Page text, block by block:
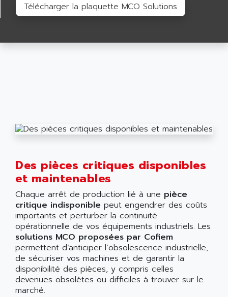
Télécharger la plaquette MCO Solutions
Des pièces critiques disponibles
et maintenables
Chaque arrêt de production lié à une pièce
critique indisponible peut engendrer des coûts
importants et perturber la continuité
opérationnelle de vos équipements industriels. Les
solutions MCO proposées par Cofiem
permettent d’anticiper l’obsolescence industrielle,
de sécuriser vos machines et de garantir la
disponibilité des pièces, y compris celles
devenues obsolètes ou difficiles à trouver sur le
marché.